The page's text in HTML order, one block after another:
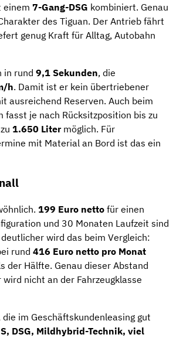
einem 7-Gang-DSG kombiniert. Genau
des Tiguan. Der Antrieb fährt
genug Kraft für Alltag, Autobahn
in rund 9,1 Sekunden, die
h. Damit ist er kein übertriebener
ausreichend Reserven. Auch beim
je nach Rücksitzposition bis zu
1.650 Litermöglich. Für
mit Material an Bord ist das ein
199 Euro netto für einen
und 30 Monaten Laufzeit sind
wird das beim Vergleich:
rund 416 Euro netto pro Monat
der Hälfte. Genau dieser Abstand
nicht an der Fahrzeugklasse
im Geschäftskundenleasing gut
DSG, Mildhybrid-Technik, viel